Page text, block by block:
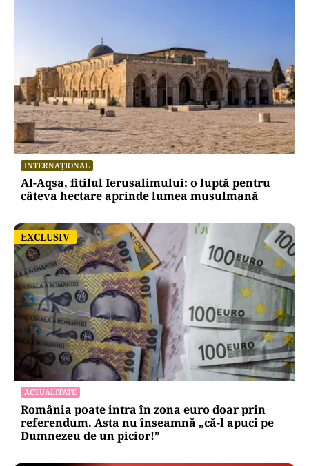
INTERNAȚIONAL
Al-Aqsa, fitilul Ierusalimului: o luptă pentru
câteva hectare aprinde lumea musulmană
EXCLUSIV
EXCLUSIV
ACTUALITATE
România poate intra în zona euro doar prin
referendum. Asta nu înseamnă „că-l apuci pe
Dumnezeu de un picior!”